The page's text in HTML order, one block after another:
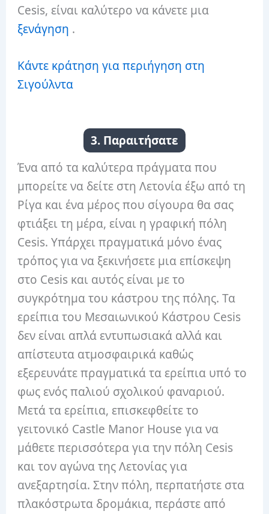
Cesis, είναι καλύτερο να κάνετε μια
ξενάγηση .
Κάντε κράτηση για περιήγηση στη
Σιγούλντα
3. Παραιτήσατε
Ένα από τα καλύτερα πράγματα που
μπορείτε να δείτε στη Λετονία έξω από τη
Ρίγα και ένα μέρος που σίγουρα θα σας
φτιάξει τη μέρα, είναι η γραφική πόλη
Cesis.Υπάρχει πραγματικά μόνο ένας
τρόπος για να ξεκινήσετε μια επίσκεψη
στο Cesis και αυτός είναι με το
συγκρότημα του κάστρου της πόλης.Τα
ερείπια του Μεσαιωνικού Κάστρου Cesis
δεν είναι απλά εντυπωσιακά αλλά και
απίστευτα ατμοσφαιρικά καθώς
εξερευνάτε πραγματικά τα ερείπια υπό το
φως ενός παλιού σχολικού φαναριού.
Μετά τα ερείπια, επισκεφθείτε το
γειτονικό Castle Manor House για να
μάθετε περισσότερα για την πόλη Cesis
και τον αγώνα της Λετονίας για
ανεξαρτησία.Στην πόλη, περπατήστε στα
πλακόστρωτα δρομάκια, περάστε από